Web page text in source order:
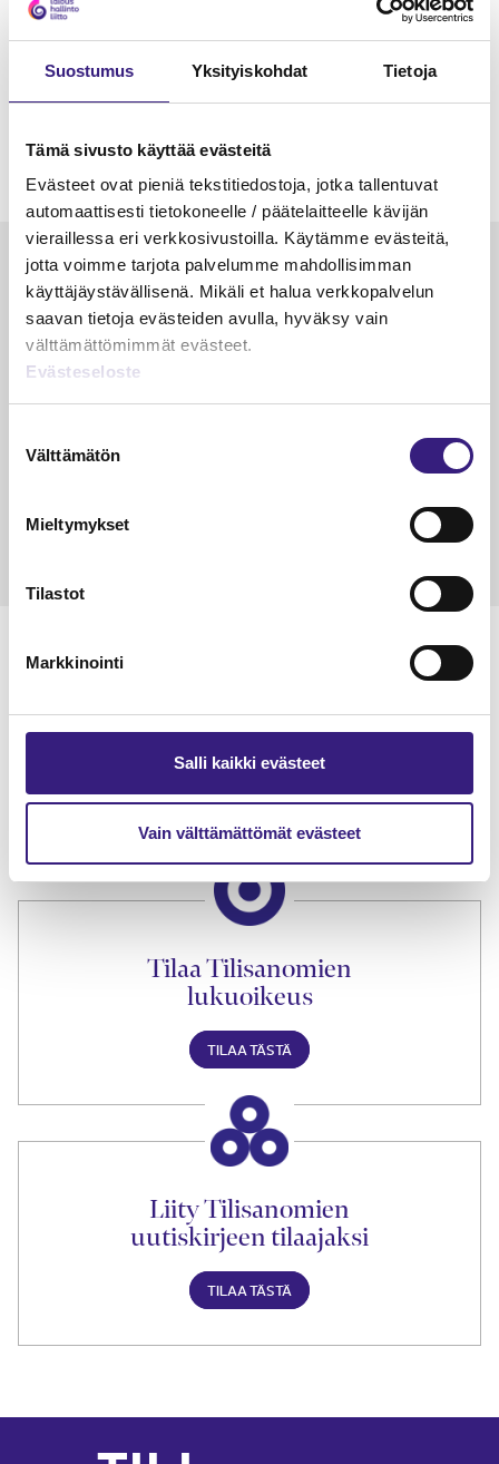
Suostumus Yksityiskohdat Tietoja
Tämä sivusto käyttää evästeitä
Evästeet ovat pieniä tekstitiedostoja, jotka tallentuvat
automaattisesti tietokoneelle / päätelaitteelle kävijän
vieraillessa eri verkkosivustoilla. Käytämme evästeitä,
jotta voimme tarjota palvelumme mahdollisimman
käyttäjäystävällisenä. Mikäli et halua verkkopalvelun
saavan tietoja evästeiden avulla, hyväksy vain
välttämättömimmät evästeet.
Evästeseloste
valinta
Välttämätön
Mieltymykset
Tilastot
Markkinointi
Salli kaikki evästeet
Vain välttämättömät evästeet
Luetuimmat
VEROTUS
Kulu­veloitukset arvon­lisä­
verotuksessa – omien kulujen
veloitus, kulujen edelleen­
Tarja
Lue Tilisanomien
näytenumero
TILAA TÄSTÄ
Tilaa Tilisanomien
lukuoikeus
TILAA TÄSTÄ
Liity Tilisanomien
uutiskirjeen tilaajaksi
TILAA TÄSTÄ